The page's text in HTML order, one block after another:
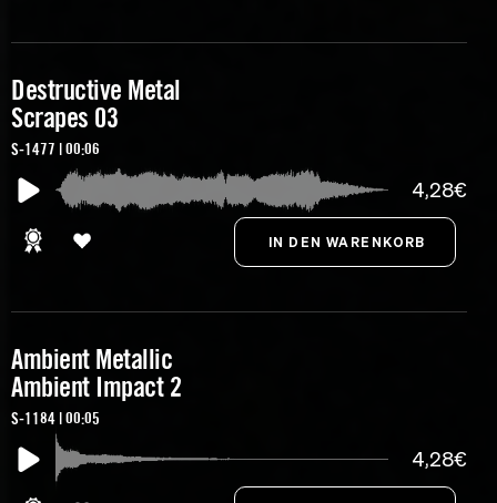
Destructive Metal
Scrapes 03
S-1477 | 00:06
4,28€
Ambient Metallic
Ambient Impact 2
S-1184 | 00:05
4,28€